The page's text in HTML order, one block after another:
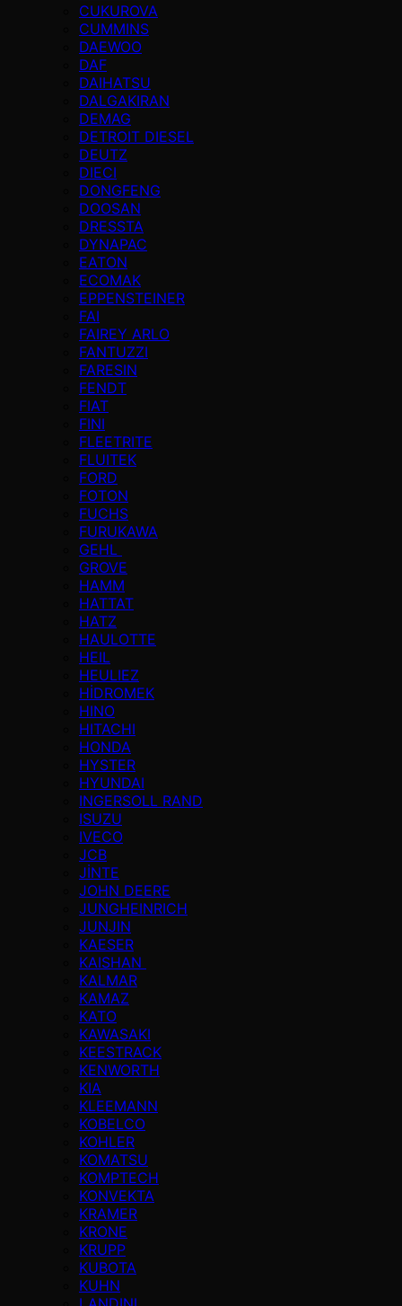
CUKUROVA
CUMMINS
DAEWOO
DAF
DAIHATSU
DALGAKIRAN
DEMAG
DETROIT DIESEL
DEUTZ
DIECI
DONGFENG
DOOSAN
DRESSTA
DYNAPAC
EATON
ECOMAK
EPPENSTEINER
FAI
FAIREY ARLO
FANTUZZI
FARESIN
FENDT
FIAT
FINI
FLEETRITE
FLUITEK
FORD
FOTON
FUCHS
FURUKAWA
GEHL
GROVE
HAMM
HATTAT
HATZ
HAULOTTE
HEIL
HEULIEZ
HİDROMEK
HINO
HITACHI
HONDA
HYSTER
HYUNDAI
INGERSOLL RAND
ISUZU
IVECO
JCB
JİNTE
JOHN DEERE
JUNGHEINRICH
JUNJIN
KAESER
KAISHAN
KALMAR
KAMAZ
KATO
KAWASAKI
KEESTRACK
KENWORTH
KIA
KLEEMANN
KOBELCO
KOHLER
KOMATSU
KOMPTECH
KONVEKTA
KRAMER
KRONE
KRUPP
KUBOTA
KUHN